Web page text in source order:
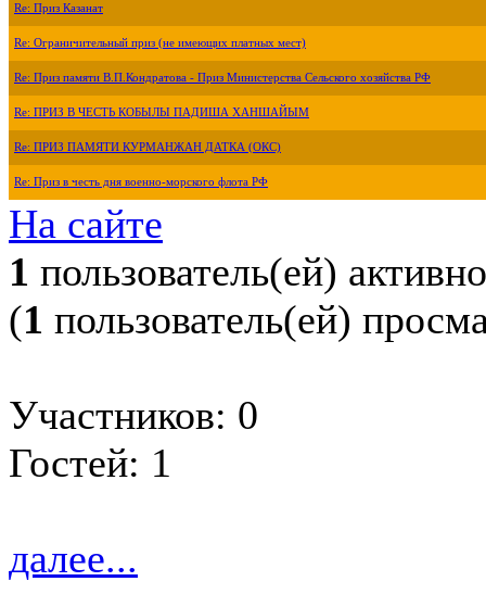
Re: Приз Казанат
Re: Ограничительный приз (не имеющих платных мест)
Re: Приз памяти В.П.Кондратова - Приз Министерства Сельского хозяйства РФ
Re: ПРИЗ В ЧЕСТЬ КОБЫЛЫ ПАДИША ХАНШАЙЫМ
Re: ПРИЗ ПАМЯТИ КУРМАНЖАН ДАТКА (ОКС)
Re: Приз в честь дня военно-морского флота РФ
На сайте
1 пользователь(ей) активно
(1 пользователь(ей)
Участников: 0
Гостей: 1
далее...